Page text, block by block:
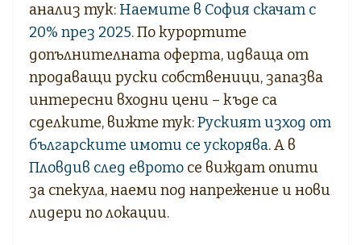
анализ тук: Наемите в София скачат с
20% през 2025. По курортите
допълнителната оферта, идваща от
продаващи руски собственици, запазва
интересни входни цени – къде са
сделките, вижте тук:Руският изход от
българските имоти се ускорява. А в
Пловдив след еврото се виждат опити
за спекула, наеми под напрежение и нови
лидери по локации.